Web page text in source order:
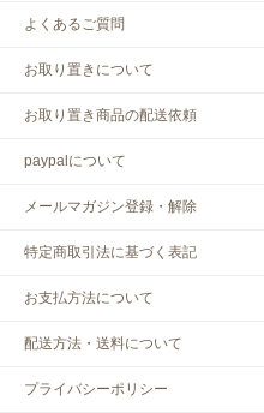
よくあるご質問
お取り置きについて
お取り置き商品の配送依頼
paypalについて
メールマガジン登録・解除
特定商取引法に基づく表記
お支払方法について
配送方法・送料について
プライバシーポリシー